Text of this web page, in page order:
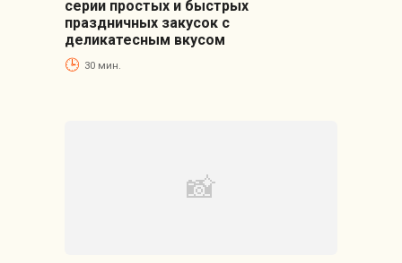
серии простых и быстрых
праздничных закусок с
деликатесным вкусом
30 мин.